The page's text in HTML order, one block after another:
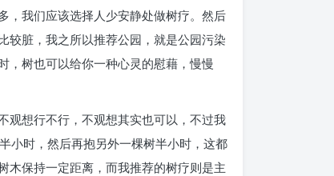
，我们应该选择人少安静处做树疗。然后
较脏，我之所以推荐公园，就是公园污染
，树也可以给你一种心灵的慰藉，慢慢
观想行不行，不观想其实也可以，不过我
小时，然后再抱另外一棵树半小时，这都
木保持一定距离，而我推荐的树疗则是主